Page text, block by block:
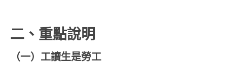
二、重點說明
（一）工讀生是勞工